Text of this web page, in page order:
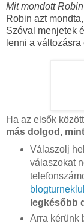
Mit mondott
Robin azt
Szóval menjetek
lenni a
Ha az elsők
más dolgod,
Válaszolj
válaszokat
legkésőbb
Arra kérünk